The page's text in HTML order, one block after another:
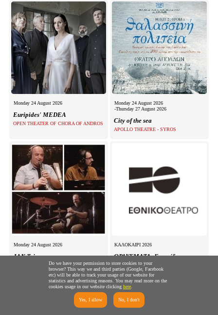
Monday 24 August 2026
Euripides' MEDEA
OPEN THEATER OF CHORA OF ANDROS
Monday 24 August 2026
-Thursday 27 August 2026
City of the sea
APOLLO THEATRE - SYROS
Monday 24 August 2026
JAK Trio
31 χρόνια Θέατρο Αλώνι
Aloni Theater - Agios Georgios Nileias, Pelion
ΚΑΛΟΚΑΙΡΙ 2026
ΘΡΑΥΣΜΑΤΑ: Ευριπίδης
ΠΟΛΛΑΠΛΟΙ ΧΩΡΟΙ
Do we have your permission to store cookies to your
browser? This way we and third parties (Google, Facebook
etc) will be able to track your usage of our website for
statistics and advertising reasons. You may read more on the
cookies usage in our website clicking here.
Yes, I allow No, I don't